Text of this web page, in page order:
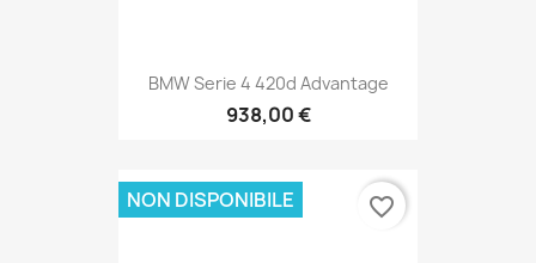
BMW Serie 4 420d Advantage
938,00 €
NON DISPONIBILE favorite_border